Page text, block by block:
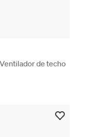
de techo